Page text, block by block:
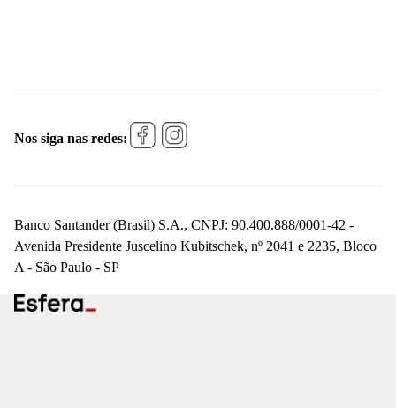
Nos siga nas redes:
Banco Santander (Brasil) S.A., CNPJ: 90.400.888/0001-42 -
Avenida Presidente Juscelino Kubitschek, nº 2041 e 2235, Bloco
A - São Paulo - SP